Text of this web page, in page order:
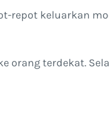
repot keluarkan
orang terdekat.